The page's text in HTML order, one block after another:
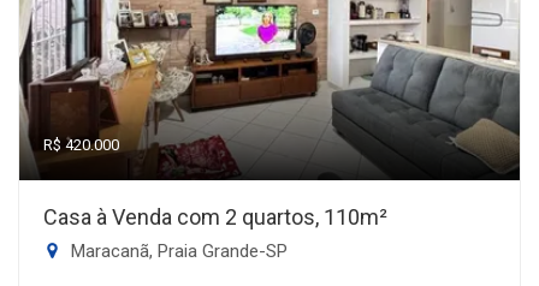
R$ 420.000
Casa à Venda com 2 quartos, 110m²
Maracanã, Praia Grande-SP